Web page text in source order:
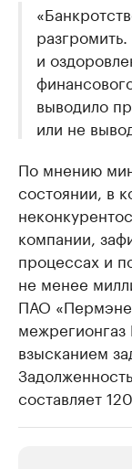
и
выводило
или не
По мнению
состоянии, в
компании,
процессах и
не менее
ПАО
межрегионгаз
взысканием
составляет